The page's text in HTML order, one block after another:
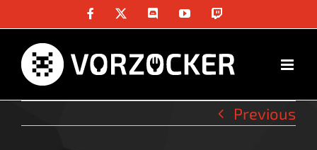
content
Facebook DiscordYouTube
Previous